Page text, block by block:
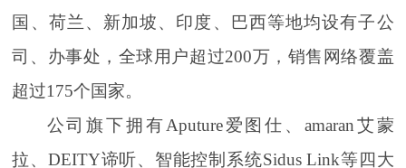
国、荷兰、新加坡、印度、巴西等地均设有子公
司、办事处，全球用户超过200万，销售网络覆盖
超过175个国家。
公司旗下拥有Aputure爱图仕、amaran艾蒙
拉、DEITY谛听、智能控制系统Sidus Link等四大